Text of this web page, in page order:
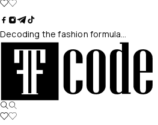
Decoding the fashion formula…